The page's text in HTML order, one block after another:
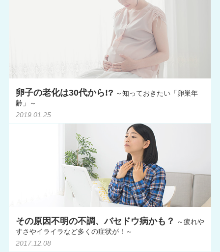
卵子の老化は30代から!?
齢」～
2019.01.25
その原因不明の不調、バセドウ病かも？
すさやイライラなど多くの症状が！～
2017.12.08